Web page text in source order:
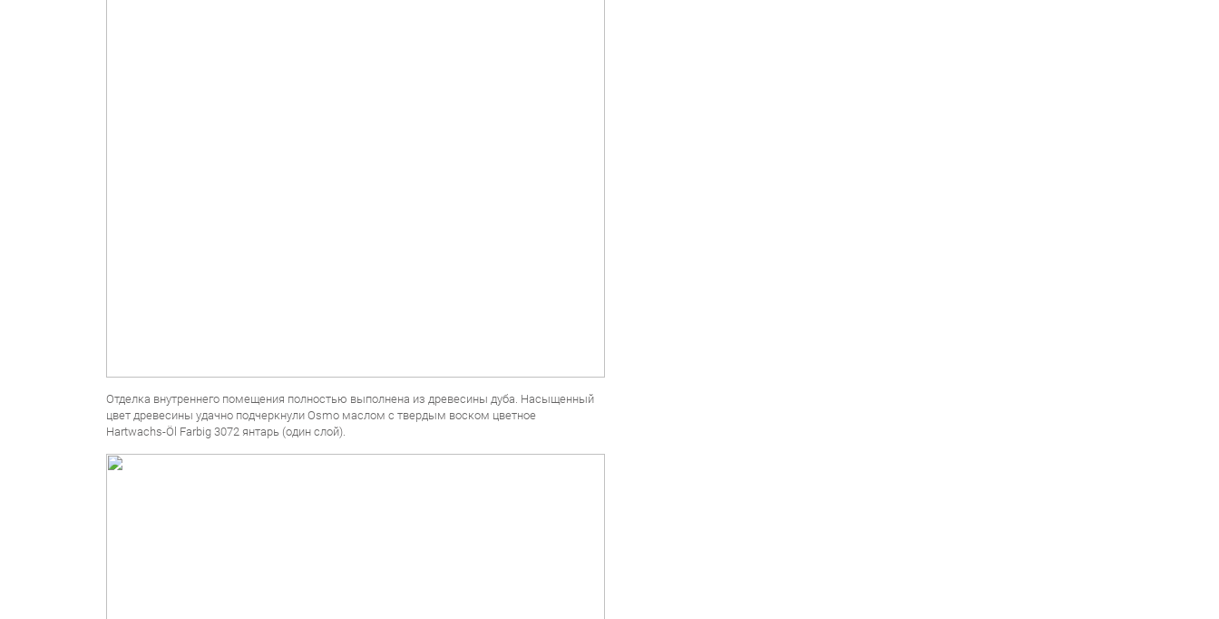
Отделка внутреннего помещения полностью выполнена из древесины дуба. Насыщенный
цвет древесины удачно подчеркнули Osmo маслом с твердым воском цветное
Hartwachs-Öl Farbig 3072 янтарь (один слой).